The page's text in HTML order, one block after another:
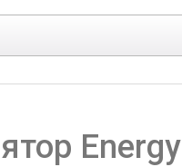
Energy